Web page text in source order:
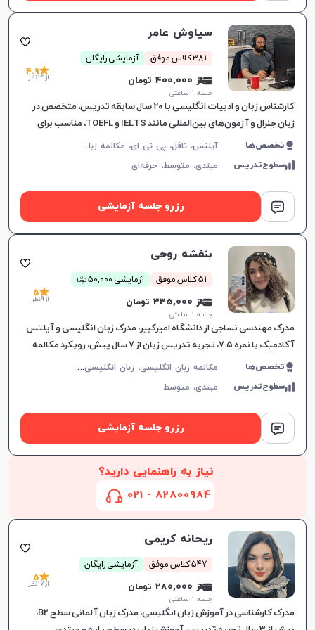
سیاوش عامر
381 کلاس موفق آزمایشی رایگان
از 400,000 تومان
جلسه ۱ ساعتی
4.9
از 14 نظر
کارشناس زبان و ادبیات انگلیسی با ۲۰ سال سابقه تدریس، متخصص در
زبان جنرال و آزمون‌های بین‌المللی مانند IELTS و TOEFL، مناسب برای
تمامی سطوح و اهداف آموزشی.
تخصص‌ها آ
یلتس، تافل، پی تی ای، مکالمه زبان انگلیسی، گرامر زبان انگلیسی، زبان انگلیسی تجاری، زبان انگلیسی آمریکایی، زبان انگلیسی کنکور ارشد، زبان انگلیسی کنکور دکتری، زبان انگلیسی نهم دبیرستان، زبان انگلیسی دهم دبیرستان، زبان انگلیسی یازدهم دبیرستان، زبان انگلیسی دوازدهم دبیرستان، دولینگو، OET
سطوح‌تدریس مبتدی، متوسط،حرفه‌ای
رزرو جلسه آزمایشی
بنفشه روحی
51 کلاس موفق آزمایشی 50,000 توما
ن
از 335,000 تومان
جلسه ۱ ساعتی
5
از 9 نظر
مدرک مهندسی نساجی از دانشگاه امیرکبیر، مدرک زبان انگلیسی و آیلتس
آکادمیک با نمره ۷.۵، تجربه تدریس زبان از ۷ سال پیش، رویکرد مکالمه
محور در آموزش
تخصص‌ها م
کالمه زبان انگلیسی، زبان انگلیسی عمومی، گرامر زبان انگلیسی، زبان انگلیسی تجاری، زبان انگلیسی آمریکایی، زبان انگلیسی هفتم دبیرستان، زبان انگلیسی هشتم دبیرستان، زبان انگلیسی نهم دبیرستان، زبان انگلیسی دهم دبیرستان، زبان انگلیسی یازدهم دبیرستان، زبان انگلیسی دوازدهم دبیرستان، زبان انگلیسی کودکان، آیلتس، تافل
سطوح‌تدریس مبتدی، متوسط
رزرو جلسه آزمایشی
نیاز به راهنمایی دارید؟
82800984 - 021
ریحانه کریمی
547 کلاس موفق آزمایشی رایگان
از 280,000 تومان
جلسه ۱ ساعتی
5
از 17 نظر
مدرک کارشناسی در آموزش زبان انگلیسی، مدرک زبان آلمانی سطح B2،